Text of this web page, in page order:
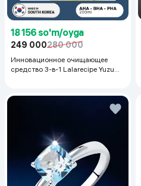
18 156 so'm/oyga
249 000280 000
Инновационное очищающее
средство 3-в-1 Lalarecipe Yuzu